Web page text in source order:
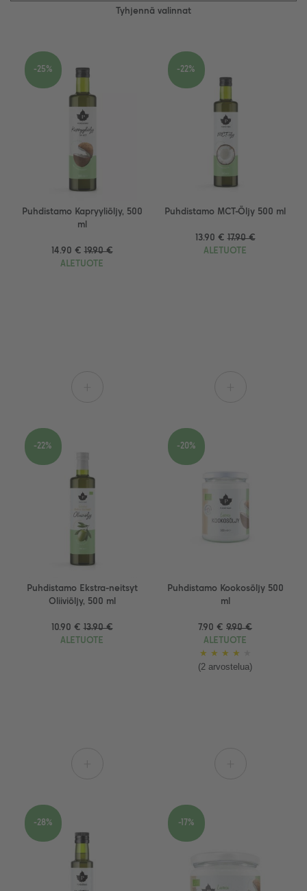
Tyhjennä valinnat
Puhdistamo Kapryyliöljy, 500
ml
14.90 € 19.90 €
ALETUOTE
-25%
Puhdistamo MCT-Öljy 500 ml
13.90 € 17.90 €
ALETUOTE
-22%
Puhdistamo Ekstra-neitsyt
Oliiviöljy, 500 ml
10.90 € 13.90 €
ALETUOTE
-22%
Puhdistamo Kookosöljy 500
ml
7.90 € 9.90 €
ALETUOTE
★ ★ ★ ★
(2 arvostelua)
-20%
-28% -17%